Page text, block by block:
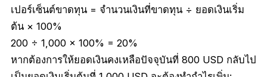
เปอร์เซ็นต์ขาดทุน = จำนวนเงินที่ขาดทุน ÷ ยอดเงินเริ่ม
ต้น × 100%
200 ÷ 1,000 × 100% = 20%
หากต้องการให้ยอดเงินคงเหลือปัจจุบันที่ 800 USD กลับไป